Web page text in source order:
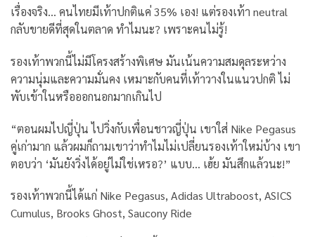
เรื่องจริง… คนไทยมีเท้าปกติแค่ 35% เอง! แต่รองเท้า neutral
กลับขายดีที่สุดในตลาด ทำไมนะ? เพราะคนไม่รู้!
รองเท้าพวกนี้ไม่มีโครงสร้างพิเศษ มันเน้นความสมดุลระหว่าง
ความนุ่มและความมั่นคง เหมาะกับคนที่เท้าวางในแนวปกติ ไม่
พับเข้าในหรือออกนอกมากเกินไป
“ตอนผมไปญี่ปุ่น ไปวิ่งกับเพื่อนชาวญี่ปุ่น เขาใส่ Nike Pegasus
คู่เก่ามาก แล้วผมก็ถามเขาว่าทำไมไม่เปลี่ยนรองเท้าใหม่บ้าง เขา
ตอบว่า ‘มันยังวิ่งได้อยู่ไม่ใช่เหรอ?’ แบบ… เฮ้ย มันสึกแล้วนะ!”
รองเท้าพวกนี้ได้แก่ Nike Pegasus, Adidas Ultraboost, ASICS
Cumulus, Brooks Ghost, Saucony Ride